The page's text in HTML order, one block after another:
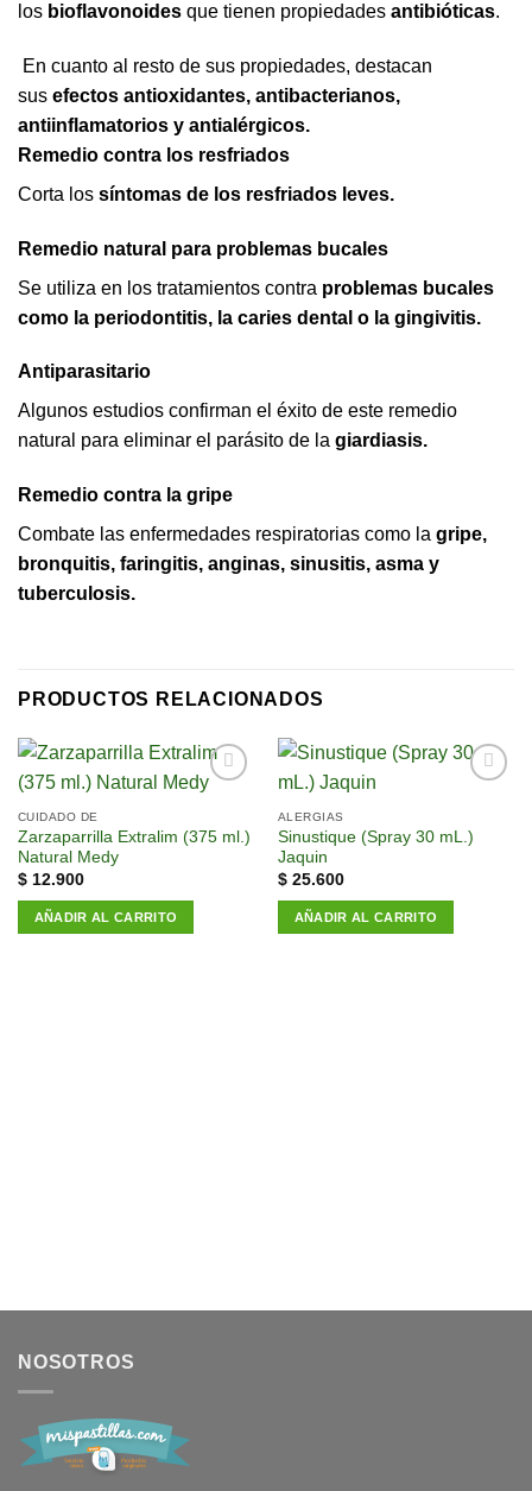
los bioflavonoides que tienen propiedades antibióticas.
En cuanto al resto de sus propiedades, destacan
sus efectos antioxidantes, antibacterianos,
antiinflamatorios y antialérgicos.
Remedio contra los resfriados
Corta los síntomas de los resfriados leves.
Remedio natural para problemas bucales
Se utiliza en los tratamientos contra problemas bucales
como la periodontitis, la caries dental o la gingivitis.
Antiparasitario
Algunos estudios confirman el éxito de este remedio
natural para eliminar el parásito de la giardiasis.
Remedio contra la gripe
Combate las enfermedades respiratorias como la gripe,
bronquitis, faringitis, anginas, sinusitis, asma y
tuberculosis.
PRODUCTOS RELACIONADOS
lista de
CUIDADO DE
Zarzaparrilla Extralim (375 ml.)
Natural Medy
$12.900
AÑADIR AL CARRITO
lista de
deseos
ALERGIAS
Sinustique (Spray 30 mL.)
Jaquin
$25.600
AÑADIR AL CARRITO
NOSOTROS